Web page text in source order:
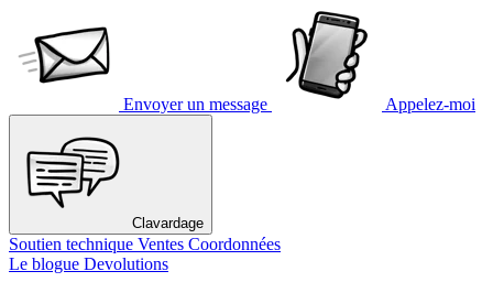
Envoyer un message Appelez-moi
Clavardage
Soutien technique Ventes Coordonnées
Le blogue Devolutions